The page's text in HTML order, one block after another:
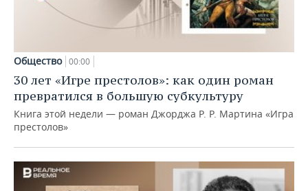
Общество 00:00
30 лет «Игре престолов»: как один роман
превратился в большую субкультуру
Книга этой недели — роман Джорджа Р. Р. Мартина «Игра
престолов»